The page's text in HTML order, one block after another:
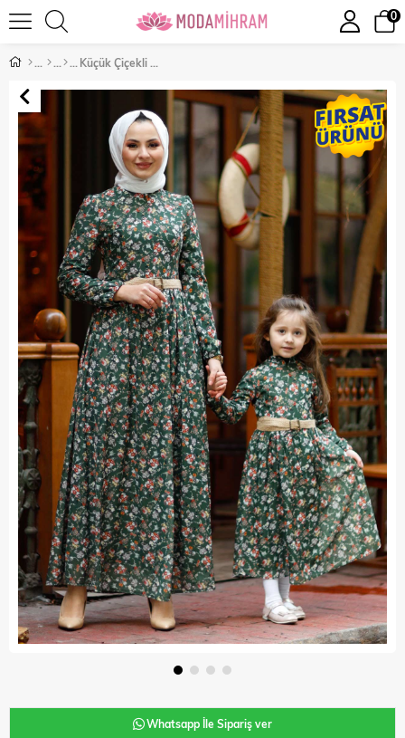
0
Küçük Çiçekli Anne Elbise Haki 10479-6
Whatsapp İle Sipariş ver